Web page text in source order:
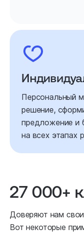
Персональный
решение,
предложение и
на всех этапах
27 000+
Доверяют нам
Вот некоторые